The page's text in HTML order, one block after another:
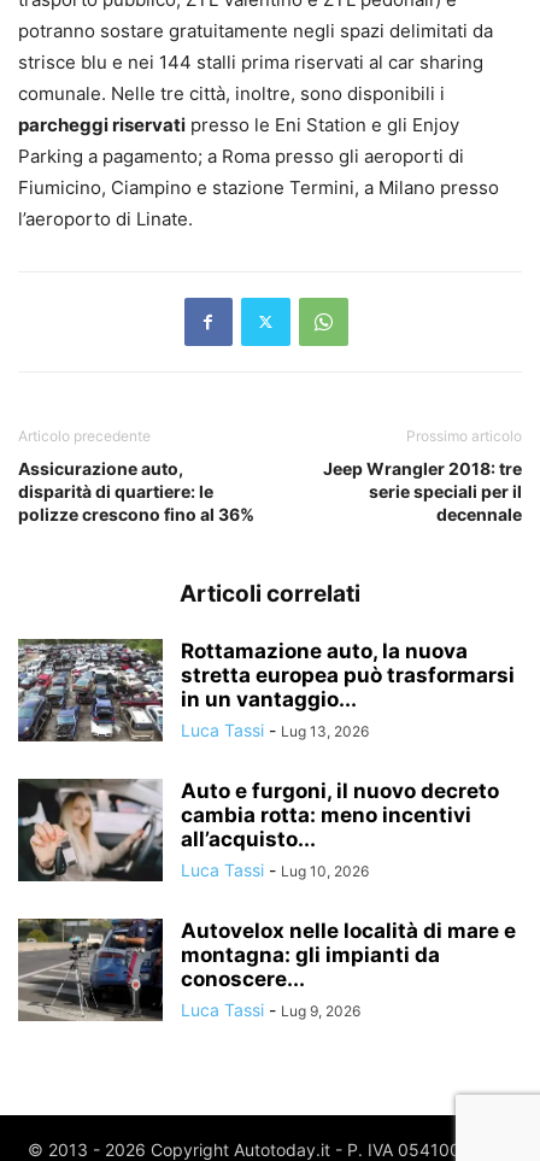
potranno sostare gratuitamente negli spazi delimitati da
strisce blu e nei 144 stalli prima riservati al car sharing
comunale. Nelle tre città, inoltre, sono disponibili i
parcheggi riservati presso le Eni Station e gli Enjoy
Parking a pagamento; a Roma presso gli aeroporti di
Fiumicino, Ciampino e stazione Termini, a Milano presso
l’aeroporto di Linate.
Articolo precedente
Assicurazione auto,
disparità di quartiere: le
polizze crescono fino al 36%
Prossimo articolo
Jeep Wrangler 2018: tre
serie speciali per il
decennale
Articoli correlati
Rottamazione auto, la nuova
stretta europea può trasformarsi
in un vantaggio...
Luca Tassi - Lug 13, 2026
Auto e furgoni, il nuovo decreto
cambia rotta: meno incentivi
all’acquisto...
Luca Tassi - Lug 10, 2026
Autovelox nelle località di mare e
montagna: gli impianti da
conoscere...
Luca Tassi - Lug 9, 2026
© 2013 - 2026 Copyright Autotoday.it - P. IVA 05410020969